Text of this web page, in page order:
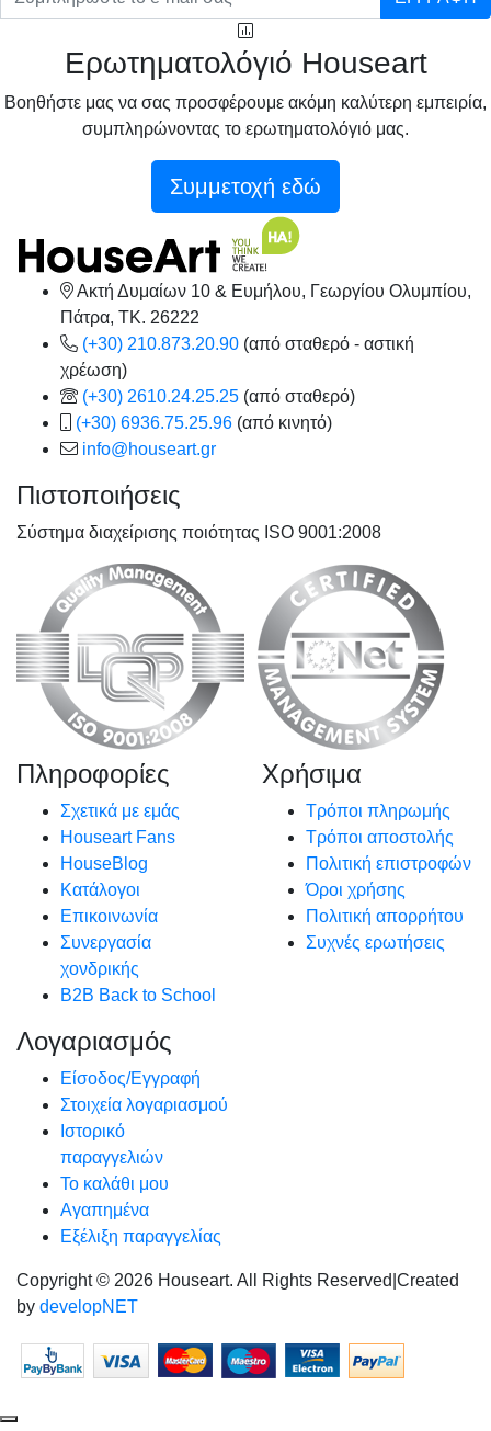
Ερωτηματολόγιό Houseart
Βοηθήστε μας να σας προσφέρουμε ακόμη καλύτερη εμπειρία,
συμπληρώνοντας το ερωτηματολόγιό μας.
Συμμετοχή εδώ
Ακτή Δυμαίων 10 & Ευμήλου, Γεωργίου Ολυμπίου,
Πάτρα, TK. 26222
(+30) 210.873.20.90 (από σταθερό - αστική
χρέωση)
(+30) 2610.24.25.25 (από σταθερό)
(+30) 6936.75.25.96 (από κινητό)
info@houseart.gr
Πιστοποιήσεις
Σύστημα διαχείρισης ποιότητας ISO 9001:2008
Πληροφορίες
Σχετικά με εμάς
Houseart Fans
HouseBlog
Κατάλογοι
Επικοινωνία
Συνεργασία
χονδρικής
B2B Back to School
Χρήσιμα
Τρόποι πληρωμής
Τρόποι αποστολής
Πολιτική επιστροφών
Όροι χρήσης
Πολιτική απορρήτου
Συχνές ερωτήσεις
Λογαριασμός
Είσοδος/Εγγραφή
Στοιχεία λογαριασμού
Ιστορικό
παραγγελιών
Το καλάθι μου
Αγαπημένα
Εξέλιξη παραγγελίας
Copyright © 2026 Houseart. All Rights Reserved Created
by developNET